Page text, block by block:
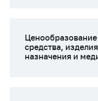
средства,
назначения и